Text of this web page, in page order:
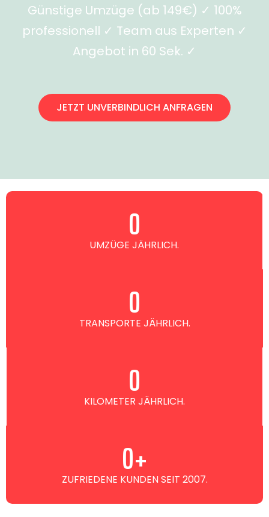
Günstige Umzüge (ab 149€) ✓ 100%
professionell ✓ Team aus Experten ✓
Angebot in 60 Sek. ✓
JETZT UNVERBINDLICH ANFRAGEN
UMZÜGE JÄHRLICH.
0
TRANSPORTE JÄHRLICH.
0
KILOMETER JÄHRLICH.
0
ZUFRIEDENE KUNDEN SEIT 2007.
0+